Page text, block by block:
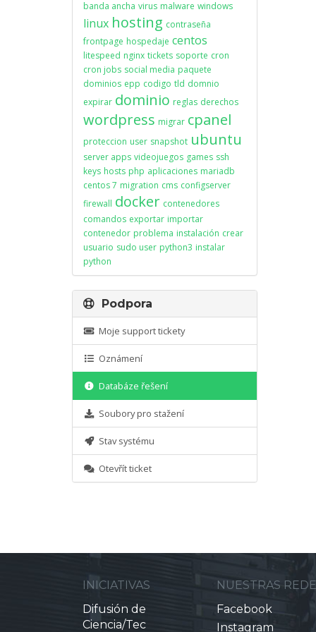
banda ancha virus malware windows
linux hosting contraseña
frontpage hospedaje centos
litespeed nginx tickets soporte cron
cron jobs social media paquete
dominios epp codigo tld domnio
expirar dominio reglas derechos
wordpress migrar cpanel
proteccion user snapshot ubuntu
server apps videojuegos games ssh
keys hosts php aplicaciones mariadb
centos 7 migration cms configserver
firewall docker contenedores
comandos exportar importar
contenedor problema instalación crear
usuario sudo user python3 instalar
python
Podpora
Moje support tickety
Oznámení
Databáze řešení
Soubory pro stažení
Stav systému
Otevřít ticket
INICIATIVAS
Difusión de
Ciencia/Tec
NUESTRAS
Facebook
Instagram